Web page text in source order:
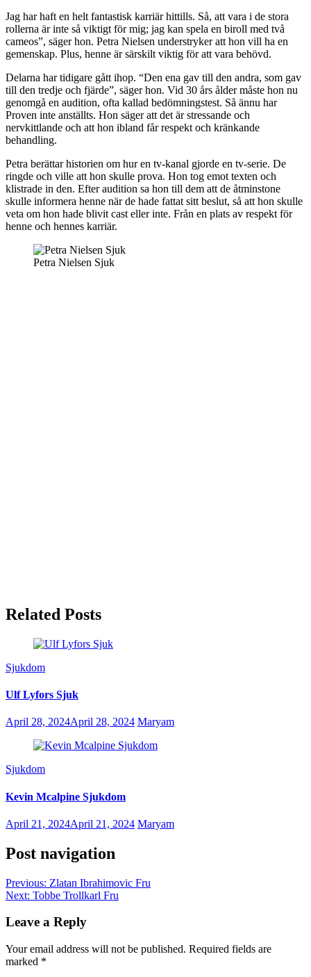
Jag har haft en helt fantastisk karriär hittills. Så, att vara i de stora
rollerna är inte så viktigt för mig; jag kan spela en biroll med två
cameos”, säger hon. Petra Nielsen understryker att hon vill ha en
gemenskap. Plus, henne är särskilt viktig för att vara behövd.
Delarna har tidigare gått ihop. “Den ena gav till den andra, som gav
till den tredje och fjärde”, säger hon. Vid 30 års ålder måste hon nu
genomgå en audition, ofta kallad bedömningstest. Så ännu har
Proven inte anställts. Hon säger att det är stressande och
nervkittlande och att hon ibland får respekt och kränkande
behandling.
Petra berättar historien om hur en tv-kanal gjorde en tv-serie. De
ringde och ville att hon skulle prova. Hon tog emot texten och
klistrade in den. Efter audition sa hon till dem att de åtminstone
skulle informera henne när de hade fattat sitt beslut, så att hon skulle
veta om hon hade blivit cast eller inte. Från en plats av respekt för
henne och hennes karriär.
Petra Nielsen Sjuk
Related Posts
Sjukdom
Ulf Lyfors Sjuk
April 28, 2024April 28, 2024 Maryam
Sjukdom
Kevin Mcalpine Sjukdom
April 21, 2024April 21, 2024 Maryam
Post navigation
Previous: Zlatan Ibrahimovic Fru
Next: Tobbe Trollkarl Fru
Leave a Reply
Your email address will not be published. Required fields are
marked *